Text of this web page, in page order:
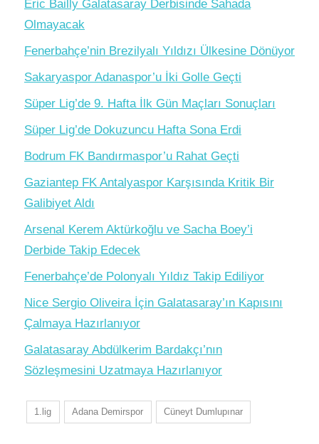
Eric Bailly Galatasaray Derbisinde Sahada
Olmayacak
Fenerbahçe’nin Brezilyalı Yıldızı Ülkesine Dönüyor
Sakaryaspor Adanaspor’u İki Golle Geçti
Süper Lig’de 9. Hafta İlk Gün Maçları Sonuçları
Süper Lig’de Dokuzuncu Hafta Sona Erdi
Bodrum FK Bandırmaspor’u Rahat Geçti
Gaziantep FK Antalyaspor Karşısında Kritik Bir
Galibiyet Aldı
Arsenal Kerem Aktürkoğlu ve Sacha Boey’i
Derbide Takip Edecek
Fenerbahçe’de Polonyalı Yıldız Takip Ediliyor
Nice Sergio Oliveira İçin Galatasaray’ın Kapısını
Çalmaya Hazırlanıyor
Galatasaray Abdülkerim Bardakçı’nın
Sözleşmesini Uzatmaya Hazırlanıyor
1.lig Adana Demirspor Cüneyt Dumlupınar